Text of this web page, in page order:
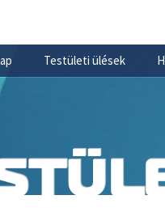
Testületi ülések